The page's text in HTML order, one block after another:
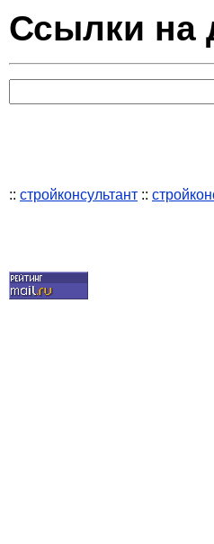
Ссылки на
:: стройконсультант ::